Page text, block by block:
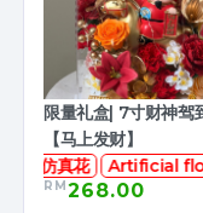
限量礼盒| 7寸财神驾
【马上发财】
仿真花
Artificial
RM268.00